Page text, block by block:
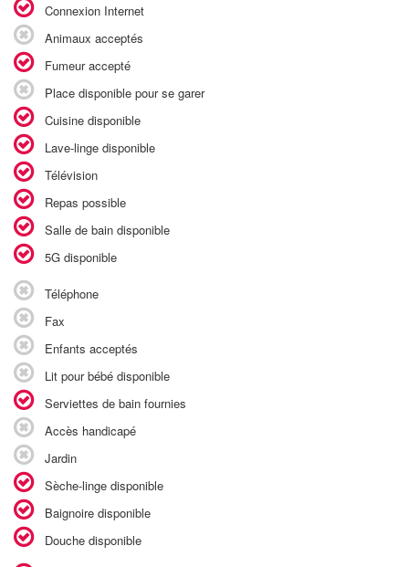
Connexion Internet
Animaux acceptés
Fumeur accepté
Place disponible pour se garer
Cuisine disponible
Lave-linge disponible
Télévision
Repas possible
Salle de bain disponible
5G disponible
Téléphone
Fax
Enfants acceptés
Lit pour bébé disponible
Serviettes de bain fournies
Accès handicapé
Jardin
Sèche-linge disponible
Baignoire disponible
Douche disponible